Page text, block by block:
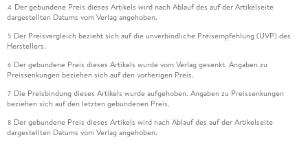
4 Der gebundene Preis dieses Artikels wird nach Ablauf des auf der Artikelseite
dargestellten Datums vom Verlag angehoben.
5 Der Preisvergleich bezieht sich auf die unverbindliche Preisempfehlung (UVP) des
Herstellers.
6 Der gebundene Preis dieses Artikels wurde vom Verlag gesenkt. Angaben zu
Preissenkungen beziehen sich auf den vorherigen Preis.
7 Die Preisbindung dieses Artikels wurde aufgehoben. Angaben zu Preissenkungen
beziehen sich auf den letzten gebundenen Preis.
8 Der gebundene Preis dieses Artikels wird nach Ablauf des auf der Artikelseite
dargestellten Datums vom Verlag angehoben.